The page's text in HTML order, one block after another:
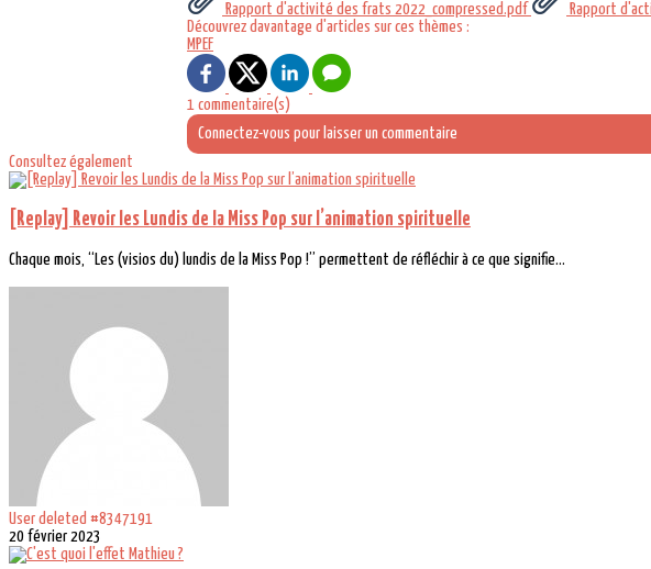
Rapport d'activité des frats 2022_compressed.pdf Rapport
Découvrez davantage d'articles sur ces thèmes :
MPEF
1 commentaire(s)
Connectez-vous pour laisser un commentaire
Consultez également
[Replay] Revoir les Lundis de la Miss Pop sur l’animation spirituelle
Chaque mois, “Les (visios du) lundis de la Miss Pop !” permettent de réfléchir à ce que signifie...
User deleted #8347191
20 février 2023